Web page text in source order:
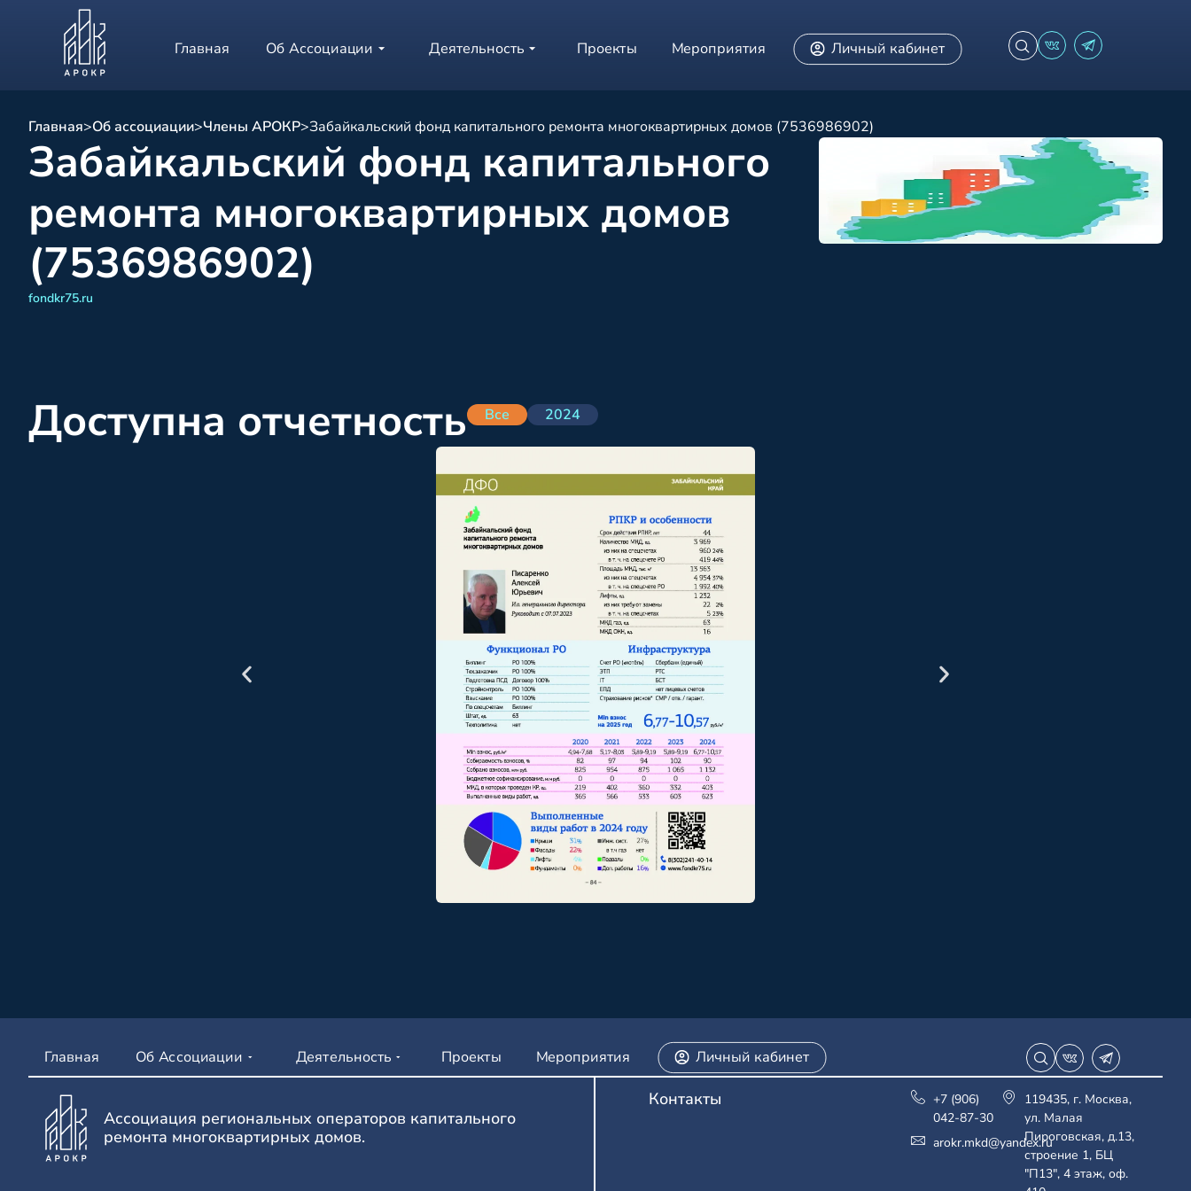
Главная Об Ассоциации Деятельность Проекты Мероприятия Личный кабинет
Главная>Об ассоциации>Члены АРОКР>Забайкальский фонд капитального ремонта многоквартирных домов (7536986902)
Забайкальский фонд капитального
ремонта многоквартирных домов
(7536986902)
fondkr75.ru
Доступна отчетность Все 2024
Главная Об Ассоциации Деятельность Проекты Мероприятия Личный кабинет
Ассоциация региональных операторов капитального
ремонта многоквартирных домов.
Контакты
+7 (906)
042-87-30
arokr.mkd@yandex.ru
119435, г. Москва,
ул. Малая
Пироговская, д.13,
строение 1, БЦ
"П13", 4 этаж, оф.